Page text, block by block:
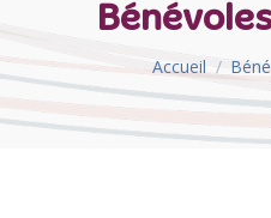
Vous êtes ici :
Accueil